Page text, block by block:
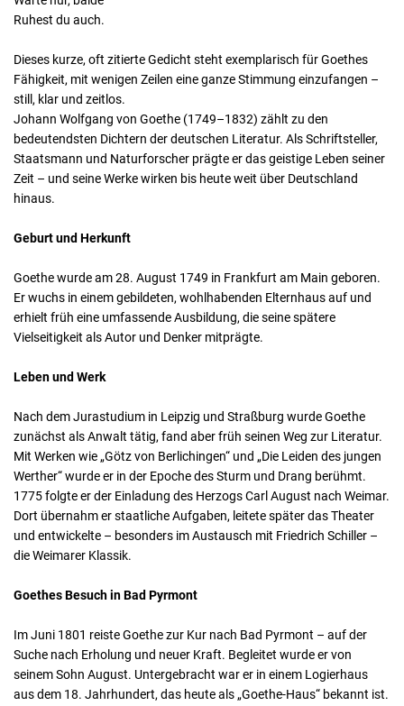
Ruhest du auch.
Dieses kurze, oft zitierte Gedicht steht exemplarisch für Goethes
Fähigkeit, mit wenigen Zeilen eine ganze Stimmung einzufangen –
still, klar und zeitlos.
Johann Wolfgang von Goethe (1749–1832) zählt zu den
bedeutendsten Dichtern der deutschen Literatur. Als Schriftsteller,
Staatsmann und Naturforscher prägte er das geistige Leben seiner
Zeit – und seine Werke wirken bis heute weit über Deutschland
hinaus.
Geburt und Herkunft
Goethe wurde am 28. August 1749 in Frankfurt am Main geboren.
Er wuchs in einem gebildeten, wohlhabenden Elternhaus auf und
erhielt früh eine umfassende Ausbildung, die seine spätere
Vielseitigkeit als Autor und Denker mitprägte.
Leben und Werk
Nach dem Jurastudium in Leipzig und Straßburg wurde Goethe
zunächst als Anwalt tätig, fand aber früh seinen Weg zur Literatur.
Mit Werken wie „Götz von Berlichingen“ und „Die Leiden des jungen
Werther“ wurde er in der Epoche des Sturm und Drang berühmt.
1775 folgte er der Einladung des Herzogs Carl August nach Weimar.
Dort übernahm er staatliche Aufgaben, leitete später das Theater
und entwickelte – besonders im Austausch mit Friedrich Schiller –
die Weimarer Klassik.
Goethes Besuch in Bad Pyrmont
Im Juni 1801 reiste Goethe zur Kur nach Bad Pyrmont – auf der
Suche nach Erholung und neuer Kraft. Begleitet wurde er von
seinem Sohn August. Untergebracht war er in einem Logierhaus
aus dem 18. Jahrhundert, das heute als „Goethe-Haus“ bekannt ist.